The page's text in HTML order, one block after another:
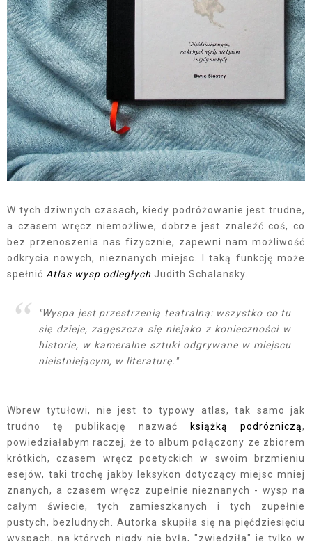
W tych dziwnych czasach, kiedy podróżowanie jest trudne,
a czasem wręcz niemożliwe, dobrze jest znaleźć coś, co
bez przenoszenia nas fizycznie, zapewni nam możliwość
odkrycia nowych, nieznanych miejsc. I taką funkcję może
spełnić Atlas wysp odległych Judith Schalansky.
"Wyspa jest przestrzenią teatralną: wszystko co tu
się dzieje, zagęszcza się niejako z konieczności w
historie, w kameralne sztuki odgrywane w miejscu
nieistniejącym, w literaturę."
Wbrew tytułowi, nie jest to typowy atlas, tak samo jak
trudno tę publikację nazwać książką podróżniczą,
powiedziałabym raczej, że to album połączony ze zbiorem
krótkich, czasem wręcz poetyckich w swoim brzmieniu
esejów, taki trochę jakby leksykon dotyczący miejsc mniej
znanych, a czasem wręcz zupełnie nieznanych - wysp na
całym świecie, tych zamieszkanych i tych zupełnie
pustych, bezludnych. Autorka skupiła się na pięćdziesięciu
wyspach, na których nigdy nie była, "zwiedziła" je tylko w